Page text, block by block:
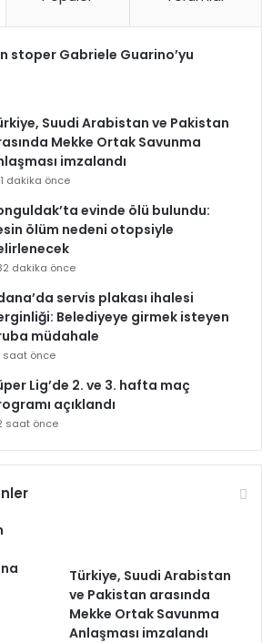
stoper Gabriele Guarino’yu
Suudi Arabistan ve Pakistan
Mekke Ortak Savunma
imzalandı
dakika önce
evinde ölü bulundu:
ölüm nedeni otopsiyle
dakika önce
servis plakası ihalesi
Belediyeye girmek isteyen
müdahale
saat önce
Lig’de 2. ve 3. hafta maç
açıklandı
saat önce
Türkiye, Suudi Arabistan
ve Pakistan arasında
Mekke Ortak Savunma
Anlaşması imzalandı